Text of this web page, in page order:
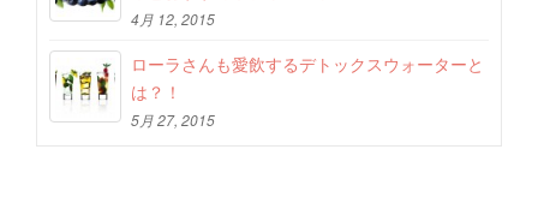
4月 12, 2015
ローラさんも愛飲するデトックスウォーターと
は？！
5月 27, 2015